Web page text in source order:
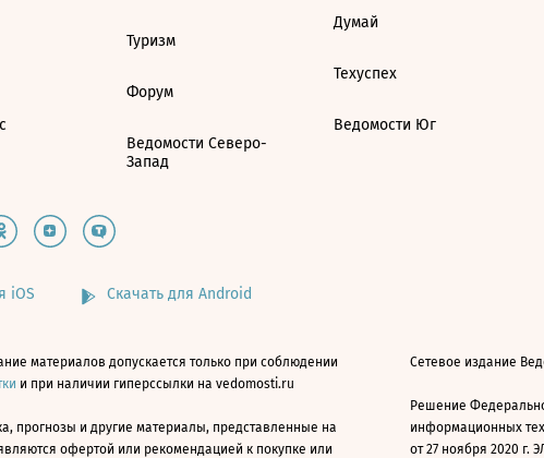
Туризм
Форум
Ведомости Северо-
Запад
Думай
Техуспех
Ведомости Юг
iOS Скачать для Android
материалов допускается только при соблюдении
и при наличии гиперссылки на vedomosti.ru
прогнозы и другие материалы, представленные на
офертой или рекомендацией к покупке или
Сетевое издание
Решение
информационных
от 27 ноября 2020 г.